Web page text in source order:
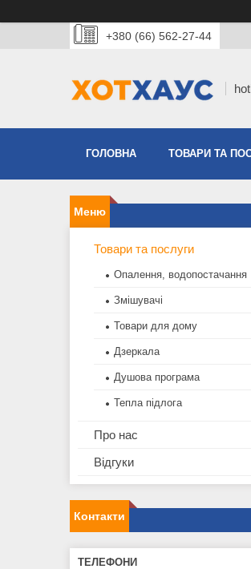
+380 (66) 562-27-44
ГОЛОВНА ТОВАРИ ТА
Товари та послуги
Опалення, водопостачання
Змішувачі
Товари для дому
Дзеркала
Душова програма
Тепла підлога
Про нас
Відгуки
Контакти